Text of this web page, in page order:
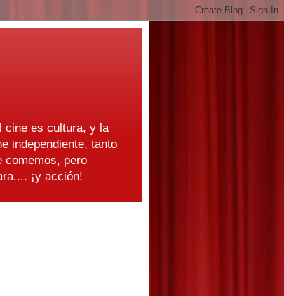
cine es cultura, y la
independiente, tanto
comemos, pero
¡y acción!